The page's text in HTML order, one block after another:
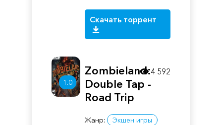
Скачать торрент
1.0
Zombieland:
Double Tap -
Road Trip
Жанр:
Экшен игры
4 592